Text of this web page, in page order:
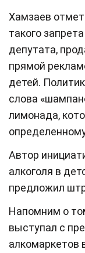
Хамзаев
такого
депутата,
прямой
детей.
слова
лимонада,
Автор
алкоголя в
предложил
Напомним о
выступал с
алкомаркетов